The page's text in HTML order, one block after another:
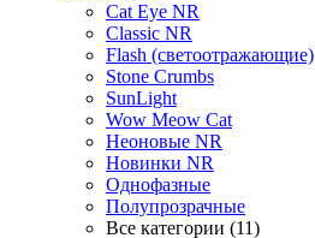
Cat Eye NR
Classic NR
Flash (светоотражающие)
Stone Crumbs
SunLight
Wow Meow Cat
Неоновые NR
Новинки NR
Однофазные
Полупрозрачные
Все категории (11)